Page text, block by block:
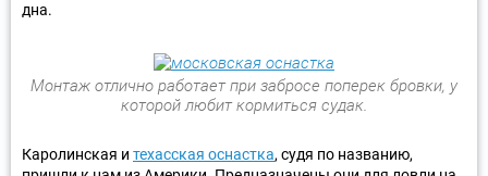
дна.
Монтаж отлично работает при забросе поперек бровки, у
которой любит кормиться судак.
Каролинская и техасская оснастка, судя по названию,